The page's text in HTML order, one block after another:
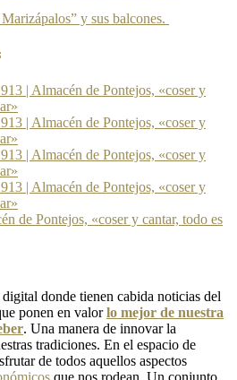
y sus balcones.
| Almacén de Pontejos, «coser y
| Almacén de Pontejos, «coser y
| Almacén de Pontejos, «coser y
| Almacén de Pontejos, «coser y
de Pontejos, «coser y cantar, todo es
donde tienen cabida noticias del
ponen en valorlo mejor de nuestra
. Una manera de innovar la
tradiciones. En el espacio de
de todos aquellos aspectos
que nos rodean. Un conjunto